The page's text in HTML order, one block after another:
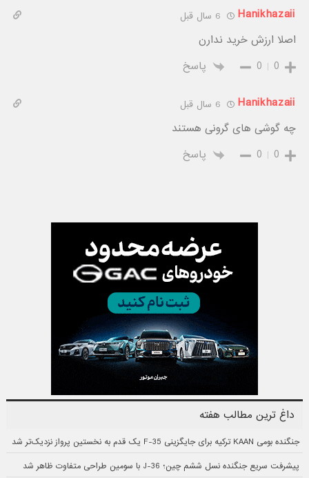
Hanikhazaii
اصلا ارزش خرید ندارن
0
0 پاسخ
Hanikhazaii
چه گوشی های گرونی هستند
0
0 پاسخ
داغ ترین مطالب هفته
جنگنده بومی KAAN ترکیه برای جایگزینی F-35 یک قدم به نخستین پرواز نزدیک‌تر شد
پیشرفت سریع جنگنده نسل ششم چین؛ J-36 با سومین طراحی متفاوت ظاهر شد